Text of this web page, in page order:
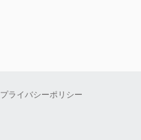
プライバシーポリシー